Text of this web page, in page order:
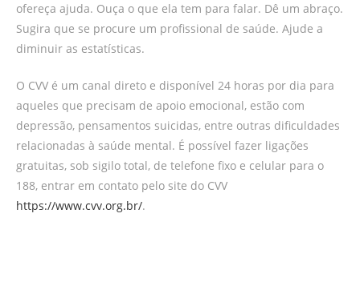
ofereça ajuda. Ouça o que ela tem para falar. Dê um abraço.
Sugira que se procure um profissional de saúde. Ajude a
diminuir as estatísticas.
O CVV é um canal direto e disponível 24 horas por dia para
aqueles que precisam de apoio emocional, estão com
depressão, pensamentos suicidas, entre outras dificuldades
relacionadas à saúde mental. É possível fazer ligações
gratuitas, sob sigilo total, de telefone fixo e celular para o
188, entrar em contato pelo site do CVV
https://www.cvv.org.br/.